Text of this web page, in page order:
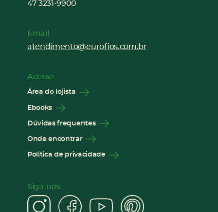
47 3231-9900
Email
atendimento@eurofios.com.br
Acesse
Área do lojista
Ebooks
Dúvidas frequentes
Onde encontrar
Política de privacidade
Siga-nos
Instagram
Facebook
YouTube